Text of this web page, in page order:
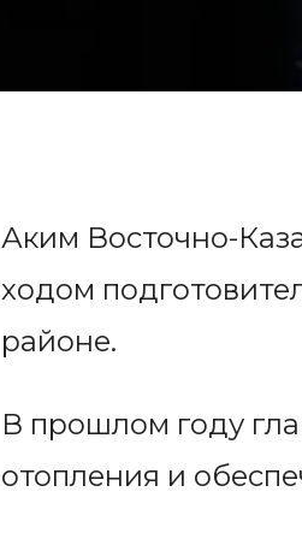
Аким Восточно-
ходом
районе.
В прошлом году
отопления и